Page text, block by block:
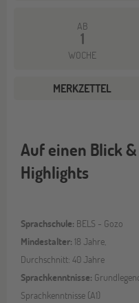
AB
1
WOCHE
MERKZETTEL
Auf einen Blick &
Highlights
Sprachschule: BELS - Gozo
Mindestalter: 18 Jahre,
Durchschnitt: 40 Jahre
Sprachkenntnisse:
Sprachkenntnisse (A1)